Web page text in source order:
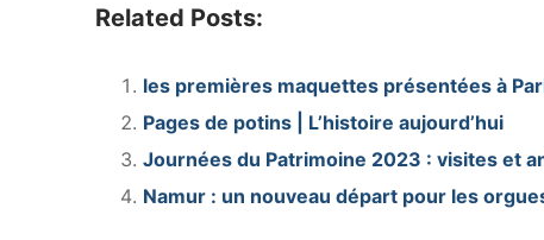
Related Posts:
les premières maquettes présentées à
Pages de potins | L’histoire aujourd’hui
Journées du Patrimoine 2023 : visites et
Namur : un nouveau départ pour les